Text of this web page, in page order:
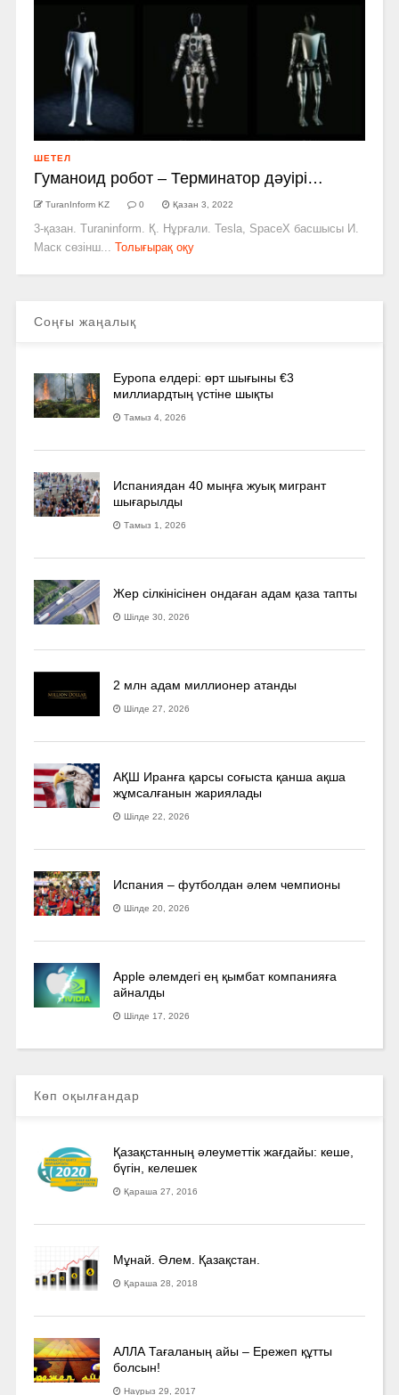
ШЕТЕЛ
Гуманоид робот – Терминатор дәуірі…
TuranInform KZ 0 Қазан 3, 2022
3-қазан. Turaninform. Қ. Нұрғали. Tesla, SpaceX басшысы И.
Маск сөзінш...
Толығырақ оқу
Соңғы жаңалық
Еуропа елдері: өрт шығыны €3
миллиардтың үстіне шықты
Тамыз 4, 2026
Испаниядан 40 мыңға жуық мигрант
шығарылды
Тамыз 1, 2026
Жер сілкінісінен ондаған адам қаза тапты
Шілде 30, 2026
2 млн адам миллионер атанды
Шілде 27, 2026
АҚШ Иранға қарсы соғыста қанша ақша
жұмсалғанын жариялады
Шілде 22, 2026
Испания – футболдан әлем чемпионы
Шілде 20, 2026
Apple әлемдегі ең қымбат компанияға
айналды
Шілде 17, 2026
Көп оқылғандар
Қазақстанның әлеуметтік жағдайы: кеше,
бүгін, келешек
Қараша 27, 2016
Мұнай. Әлем. Қазақстан.
Қараша 28, 2018
АЛЛА Тағаланың айы – Ережеп құтты
болсын!
Наурыз 29, 2017